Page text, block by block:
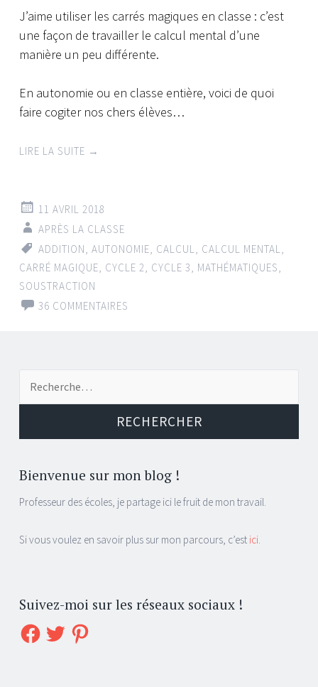
J’aime utiliser les carrés magiques en classe : c’est
une façon de travailler le calcul mental d’une
manière un peu différente.
En autonomie ou en classe entière, voici de quoi
faire cogiter nos chers élèves…
LIRE LA SUITE →
11 AVRIL 2018
APRÈS LA CLASSE
ADDITION, AUTONOMIE, CALCUL, CALCUL MENTAL,
CARRÉ MAGIQUE, CYCLE 2, CYCLE 3, MATHÉMATIQUES,
SOUSTRACTION
36 COMMENTAIRES
Bienvenue sur mon blog !
Professeur des écoles, je partage ici le fruit de mon travail.
Si vous voulez en savoir plus sur mon parcours, c’est ici.
Suivez-moi sur les réseaux sociaux !
Facebook
Twitter Pinterest